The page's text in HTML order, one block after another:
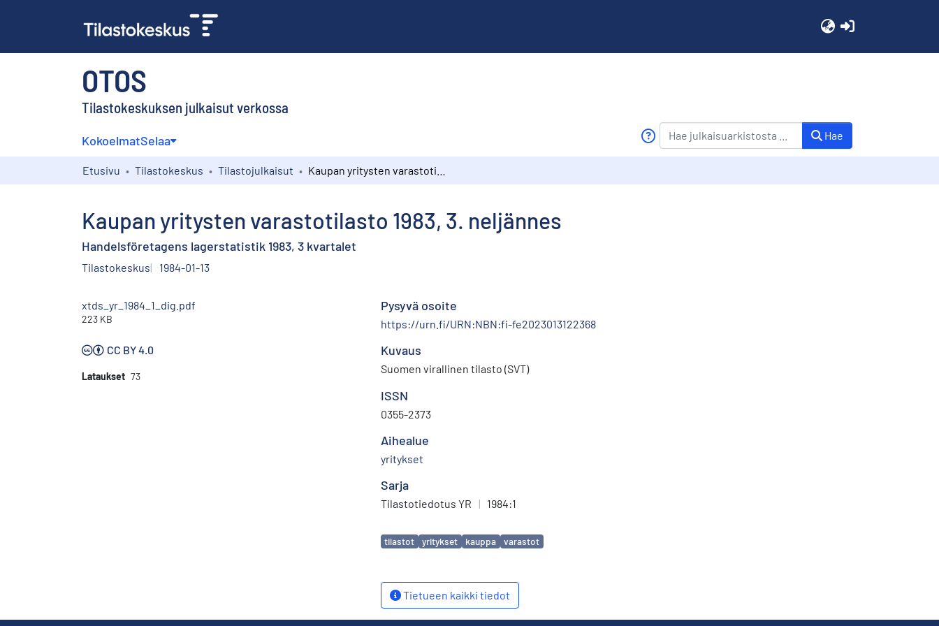
OTOS
Tilastokeskuksen julkaisut verkossa
KokoelmatSelaa Hae
Etusivu Tilastokeskus Tilastojulkaisut
Kaupan yritysten varastotilasto 1983, 3. neljännes
Handelsföretagens lagerstatistik 1983, 3 kvartalet
Tilastokeskus 1984-01-13
xtds_yr_1984_1_dig.pdf
223 KB
CC BY 4.0
Lataukset 73
Pysyvä osoite
https://urn.fi/URN:NBN:fi-fe2023013122368
Kuvaus
Suomen virallinen tilasto (SVT)
ISSN
0355-2373
Aihealue
yritykset
Sarja
Tilastotiedotus YR | 1984:1
Avainsanat
tilastot yritykset kauppa varastot
Tietueen kaikki tiedot